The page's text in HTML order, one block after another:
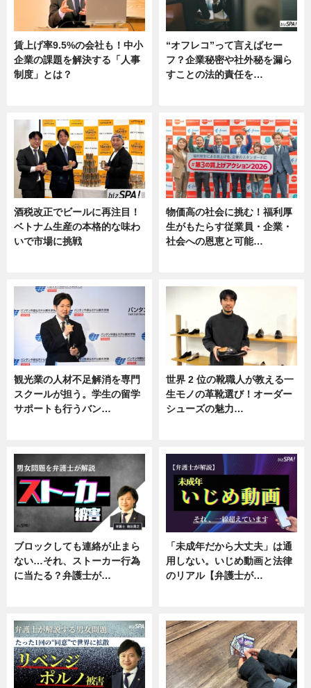
賃上げ率9.5%の会社も！中小
企業の課題を解決する「人事
制度」とは？
“オフレコ”って言えばセー
フ？企業秘密や社外秘を漏ら
すことの法的責任を…
酒税改正でビールに再注目！
ベトナム生産の本格的な味わ
いで市場に挑戦
物価高の社会に挑む！福利厚
生がもたらす従業員・企業・
社会への恩恵と可能…
観光業の人材不足解消を専門
スクールが担う。学生の留学
サポートも行うバン…
世界 2 位の靴職人が教える一
生モノの革靴選び！オーダー
シューズの魅力…
ブロックしても連絡が止まら
ない…それ、ストーカー行為
に当たる？弁護士が…
「未成年だから大丈夫」は通
用しない。いじめ動画と法律
のリアル【弁護士が…